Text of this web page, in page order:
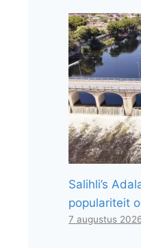
Salihli’s
populariteit
7 augustus